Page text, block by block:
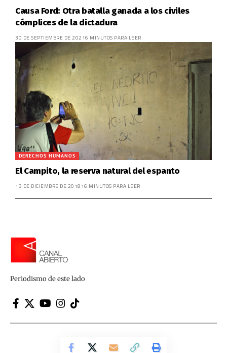
Causa Ford: Otra batalla ganada a los civiles
cómplices de la dictadura
30 DE SEPTIEMBRE DE 20216 MINUTOS PARA LEER
DERECHOS HUMANOS
El Campito, la reserva natural del espanto
13 DE DICIEMBRE DE 2018 16 MINUTOS PARA LEER
Periodismo de este lado
Canal Abierto | Periodismo de este lado